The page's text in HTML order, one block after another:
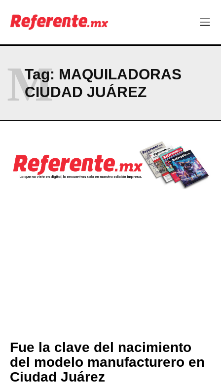
Company
CONTACT
PRIVACY POLICY
NEWSLETTER
Tag: MAQUILADORAS
CIUDAD JUÁREZ
M
Fue la clave del nacimiento
del modelo manufacturero en
Ciudad Juárez